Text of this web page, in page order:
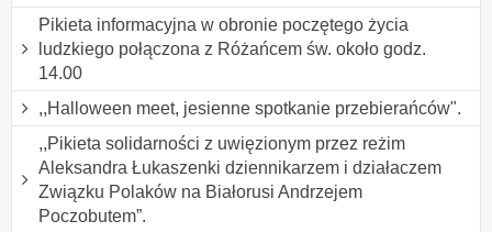
Pikieta informacyjna w obronie poczętego życia
ludzkiego połączona z Różańcem św. około godz.
14.00
,,Halloween meet, jesienne spotkanie przebierańców".
,,Pikieta solidarności z uwięzionym przez reżim
Aleksandra Łukaszenki dziennikarzem i działaczem
Związku Polaków na Białorusi Andrzejem
Poczobutem”.